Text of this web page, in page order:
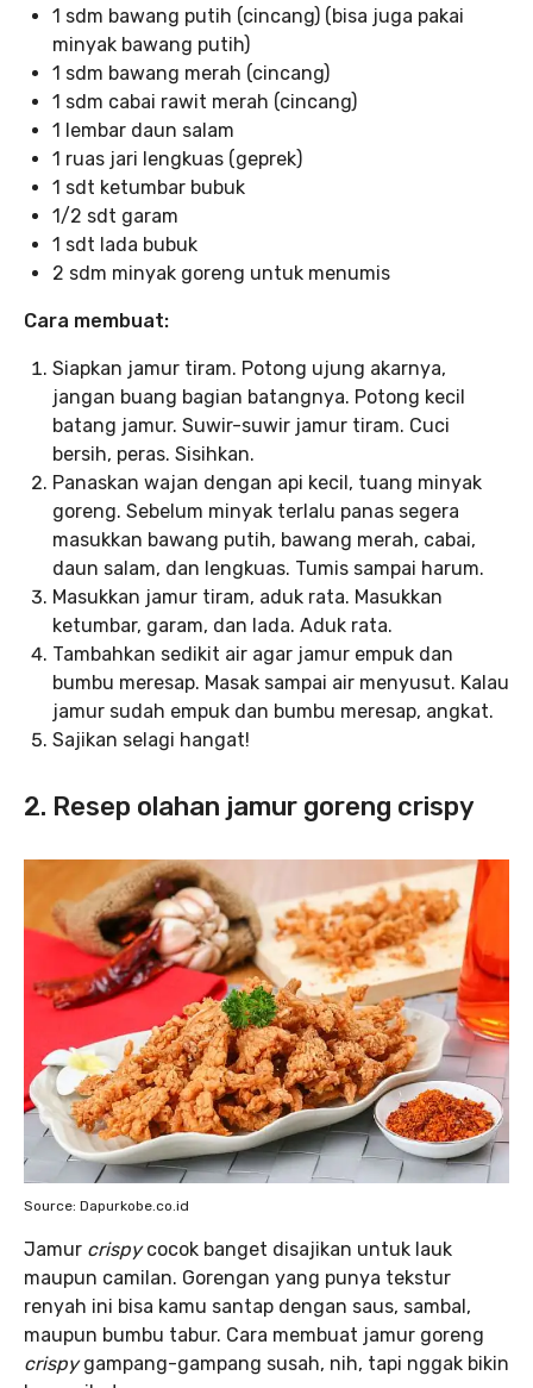
1 sdm bawang putih (cincang) (bisa juga pakai
minyak bawang putih)
1 sdm bawang merah (cincang)
1 sdm cabai rawit merah (cincang)
1 lembar daun salam
1 ruas jari lengkuas (geprek)
1 sdt ketumbar bubuk
1/2 sdt garam
1 sdt lada bubuk
2 sdm minyak goreng untuk menumis
Cara membuat:
Siapkan jamur tiram. Potong ujung akarnya,
jangan buang bagian batangnya. Potong kecil
batang jamur. Suwir-suwir jamur tiram. Cuci
bersih, peras. Sisihkan.
Panaskan wajan dengan api kecil, tuang minyak
goreng. Sebelum minyak terlalu panas segera
masukkan bawang putih, bawang merah, cabai,
daun salam, dan lengkuas. Tumis sampai harum.
Masukkan jamur tiram, aduk rata. Masukkan
ketumbar, garam, dan lada. Aduk rata.
Tambahkan sedikit air agar jamur empuk dan
bumbu meresap. Masak sampai air menyusut. Kalau
jamur sudah empuk dan bumbu meresap, angkat.
Sajikan selagi hangat!
2. Resep olahan jamur goreng crispy
Source: Dapurkobe.co.id
Jamur crispycocok banget disajikan untuk lauk
maupun camilan. Gorengan yang punya tekstur
renyah ini bisa kamu santap dengan saus, sambal,
maupun bumbu tabur. Cara membuat jamur goreng
crispygampang-gampang susah, nih, tapi nggak bikin